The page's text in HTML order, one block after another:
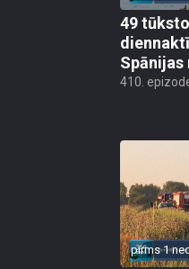
49
Spānijas
410.
pirms 1